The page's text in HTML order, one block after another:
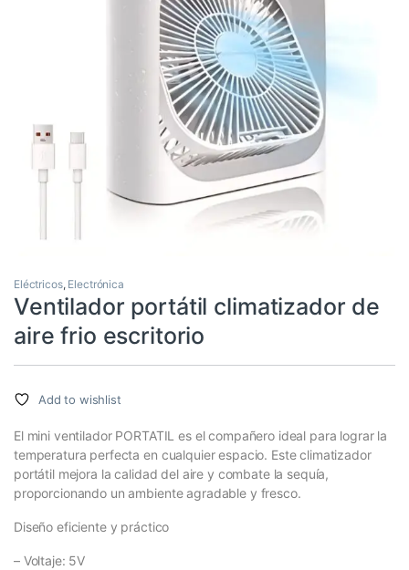
Eléctricos, Electrónica
Ventilador portátil climatizador de
aire frio escritorio
Add to wishlist
El mini ventilador PORTATIL es el compañero ideal para lograr la
temperatura perfecta en cualquier espacio. Este climatizador
portátil mejora la calidad del aire y combate la sequía,
proporcionando un ambiente agradable y fresco.
Diseño eficiente y práctico
– Voltaje: 5V